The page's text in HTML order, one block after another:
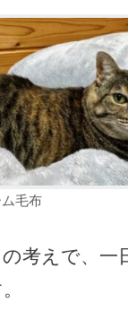
毛布
考えで、一